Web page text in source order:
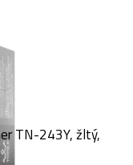
TN-243Y, žltý,